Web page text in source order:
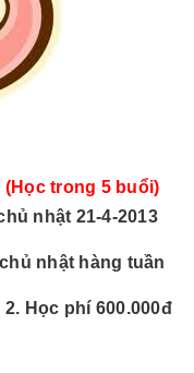
(Học trong 5 buổi)
nhật 21-4-2013
nhật hàng tuần
Học phí 600.000đ